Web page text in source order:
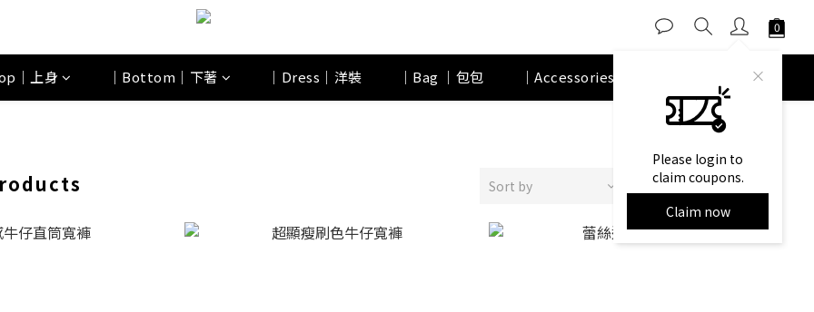
Please login to
claim coupons.
Claim now
｜上身 ｜Bottom｜下著 ｜Dress｜洋裝 ｜Bag ｜包包 ｜Accessories｜ 配件 品牌故事
Sort by 24 Items per page